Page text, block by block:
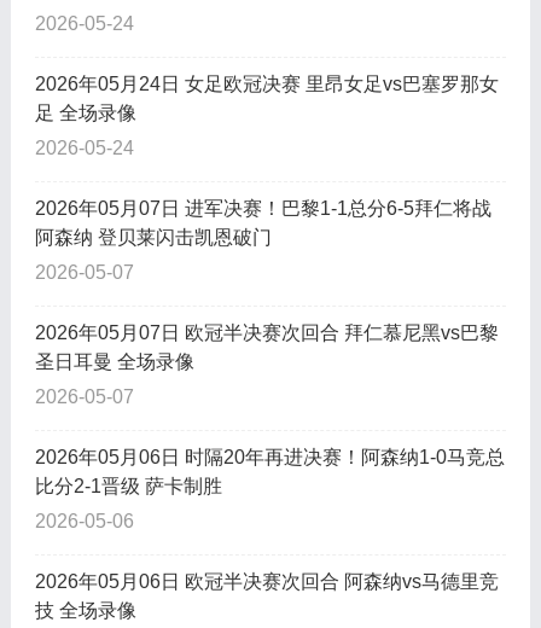
2026-05-24
2026年05月24日 女足欧冠决赛 里昂女足vs巴塞罗那女
足 全场录像
2026-05-24
2026年05月07日 进军决赛！巴黎1-1总分6-5拜仁将战
阿森纳 登贝莱闪击凯恩破门
2026-05-07
2026年05月07日 欧冠半决赛次回合 拜仁慕尼黑vs巴黎
圣日耳曼 全场录像
2026-05-07
2026年05月06日 时隔20年再进决赛！阿森纳1-0马竞总
比分2-1晋级 萨卡制胜
2026-05-06
2026年05月06日 欧冠半决赛次回合 阿森纳vs马德里竞
技 全场录像